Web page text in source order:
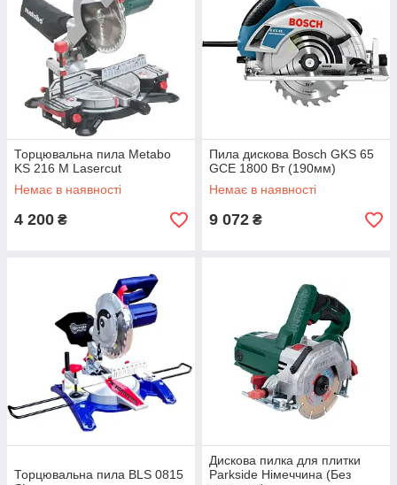
Торцювальна пила Metabo
KS 216 M Lasercut
Немає в наявності
4 200 ₴
Пила дискова Bosch GKS 65
GCE 1800 Вт (190мм)
Немає в наявності
9 072 ₴
Торцювальна пила BLS 0815
Дискова пилка для плитки
Parkside Німеччина (Без